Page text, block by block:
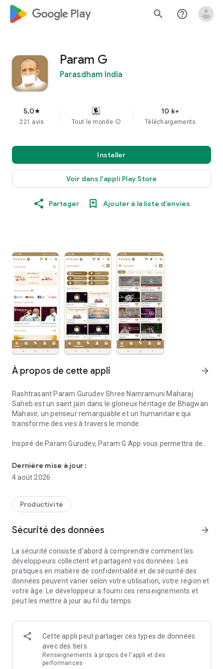
google_logo Play search help_outline
Param G
Parasdham India
5,0star
221 avis Tout le monde info
10 k+
Téléchargements
Installer
Voir dans l'appli Play Store
Partager Ajouter à la liste d'envies
À propos de cette appli arrow_forward
Rashtrasant Param Gurudev Shree Namramuni Maharaj
Saheb est un saint jaïn dans le glorieux héritage de Bhagwan
Mahavir, un penseur remarquable et un humanitaire qui
transforme des vies à travers le monde.
Inspiré de Param Gurudev, Param G App vous permettra de
chansons Bhakti. Param G possède un énorme référentiel de
Jain Bhakti, Jain Stavan, Jain Stotra/Jain Stuti, de citations
Stuti et Stotra jouent un rôle éminent dans l'élévation
spirituelle. Param G contient également des livres, des
encore.
Fondateur de l'organisation socio-religieuse Parasdham,
Rashtrasant Param Gurudev Shree Namramuni Maharaj
Saheb mentionne souvent des citations inspirantes de Jain
qui peuvent transformer le processus de pensée. Ses
discours simplifient la religion jaïne, proposée par le 24e
Tirthankara, Bhagwan Mahavir (Seigneur Mahavir), et
dans la vie quotidienne.
Bhagwan Mahavir était le vingt-quatrième et le dernier
Tirthankar de la religion Jain.
Dernière mise à jour :
4 août 2026
Productivité
Sécurité des données arrow_forward
La sécurité consiste d'abord à comprendre comment les
développeurs collectent et partagent vos données. Les
pratiques en matière de confidentialité et de sécurité des
données peuvent varier selon votre utilisation, votre région et
votre âge. Le développeur a fourni ces renseignements et
peut les mettre à jour au fil du temps.
Cette appli peut partager ces types de données
avec des tiers
Renseignements à propos de l'appli et des
performances